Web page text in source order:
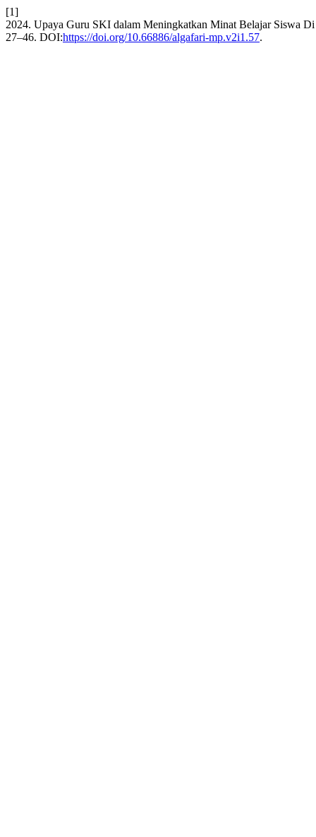
[1]
2024. Upaya Guru SKI dalam Meningkatkan Minat Belajar Siswa
27–46. DOI:https://doi.org/10.66886/algafari-mp.v2i1.57.